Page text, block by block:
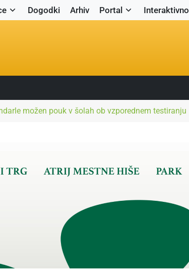
Dogodki Arhiv Portal Interaktivno
možen pouk v šolah ob vzporednem testiranju